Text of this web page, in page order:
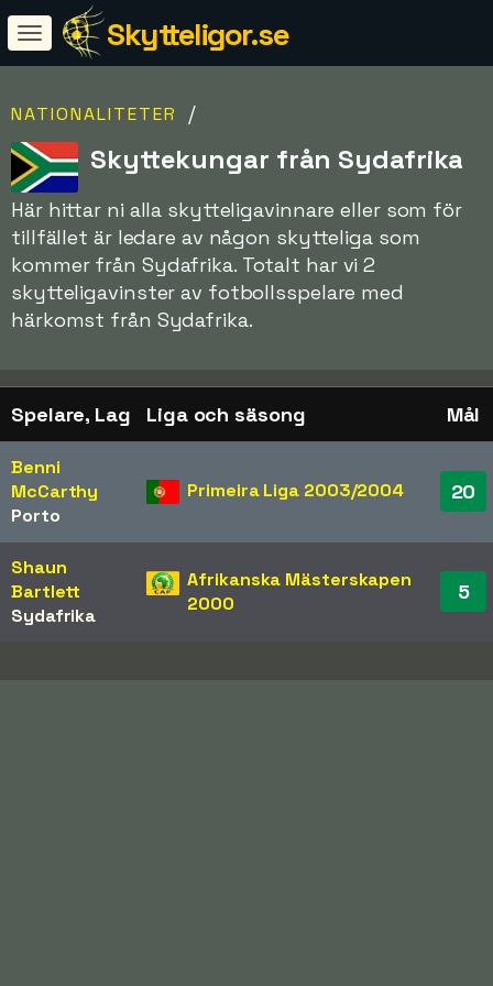
Skytteligor.se
NATIONALITETER /
Skyttekungar från Sydafrika
Här hittar ni alla skytteligavinnare eller som för
tillfället är ledare av någon skytteliga som
kommer från Sydafrika. Totalt har vi 2
skytteligavinster av fotbollsspelare med
härkomst från Sydafrika.
Spelare, Lag Liga och säsong Mål
Benni
McCarthy
Porto
Primeira Liga 2003/2004 20
Shaun
Bartlett
Sydafrika
Afrikanska Mästerskapen
2000
5